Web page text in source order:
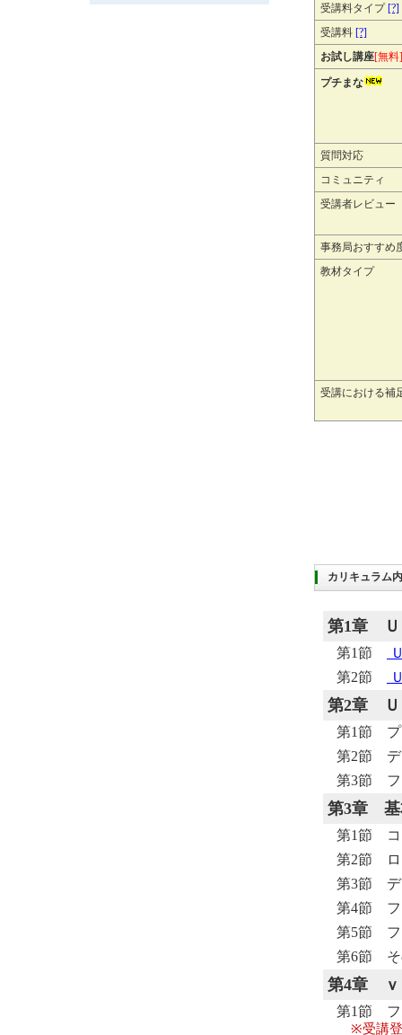
受講料タイプ[?]
受講料 [?]
お試し講座[無料]
プチまな
質問対応
コミュニティ
受講者レビュー
事務局おすすめ
教材タイプ
受講における補
カリキュラム
第1章
第1節
第2節
第2章
第1節 プ
第2節 デ
第3節 フ
第3章
第1節 コ
第2節 ロ
第3節 デ
第4節 フ
第5節 フ
第6節 そ
第4章
第1節 フ
※受講